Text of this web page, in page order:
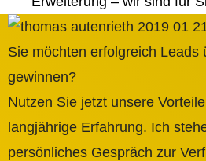
Sie möchten erfolgreich Leads
gewinnen?
Nutzen Sie jetzt unsere
langjährige Erfahrung. Ich
persönliches Gespräch zur